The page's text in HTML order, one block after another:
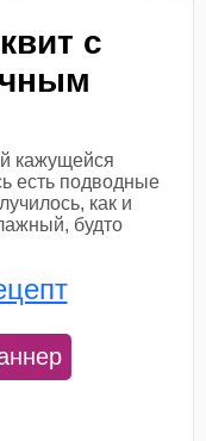
с
кажущейся
есть подводные
как и
будто